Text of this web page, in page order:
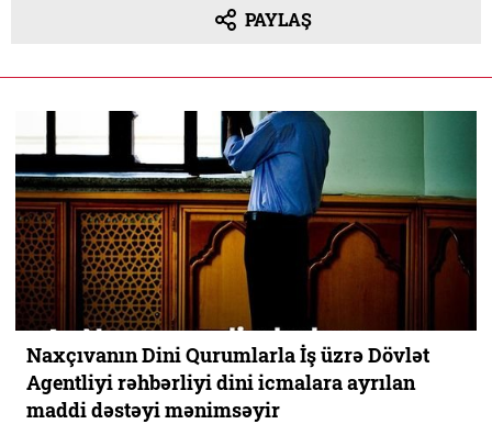
PAYLAŞ
Naxçıvanın Dini Qurumlarla İş üzrə Dövlət
Agentliyi rəhbərliyi dini icmalara ayrılan
maddi dəstəyi mənimsəyir